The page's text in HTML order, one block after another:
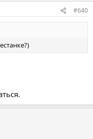
#640